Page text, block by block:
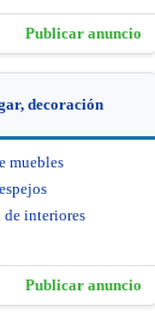
Publicar anuncio
decoración
muebles
de interiores
Publicar anuncio